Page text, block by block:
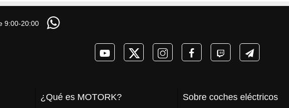
9:00-20:00
¿Qué es MOTORK? Sobre coches eléctricos